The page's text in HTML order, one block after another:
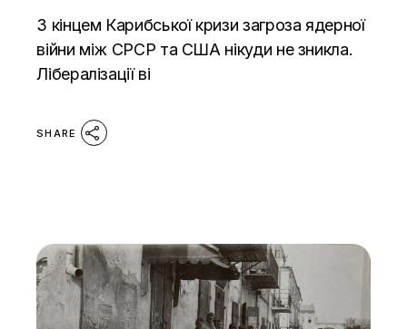
З кінцем Карибської кризи загроза ядерної
війни між СРСР та США нікуди не зникла.
Лібералізації ві
SHARE